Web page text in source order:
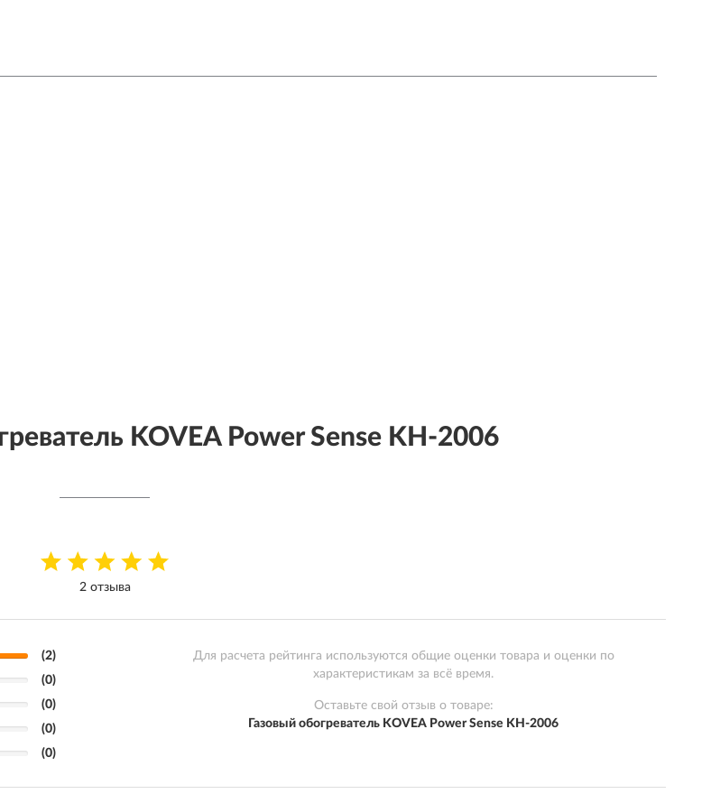
KOVEA Power Sense KH-2006
2 отзыва
(2)
(0)
(0)
(0)
(0)
Для расчета рейтинга используются общие оценки товара и оценки по
характеристикам за всё время.
Оставьте свой отзыв о товаре:
Газовый обогреватель KOVEA Power Sense KH-2006